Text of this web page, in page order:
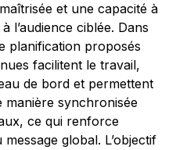
et une capacité à
l’audience ciblée. Dans
planification proposés
facilitent le travail,
de bord et permettent
manière synchronisée
ce qui renforce
global. L’objectif